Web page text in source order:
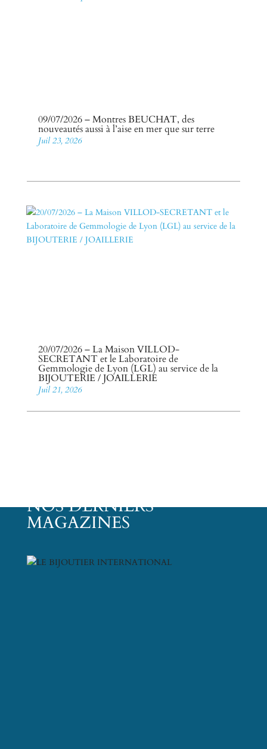
09/07/2026 – Montres BEUCHAT, des
nouveautés aussi à l’aise en mer que sur terre
Juil 23, 2026
20/07/2026 – La Maison VILLOD-
SECRETANT et le Laboratoire de
Gemmologie de Lyon (LGL) au service de la
BIJOUTERIE / JOAILLERIE
Juil 21, 2026
NOS DERNIERS
MAGAZINES